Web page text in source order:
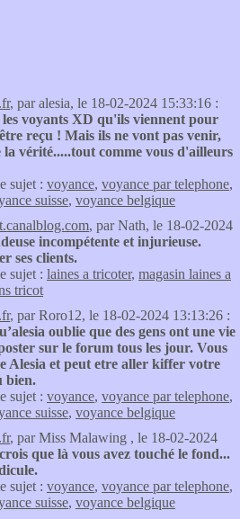
, par alesia, le 18-02-2024 15:33:16 :
les voyants XD qu'ils viennent pour
reçu ! Mais ils ne vont pas venir,
vérité.....tout comme vous d'ailleurs
sujet : voyance, voyance par telephone,
suisse, voyance belgique
, par Nath, le 18-02-2024
incompétente et injurieuse.
ses clients.
sujet : laines a tricoter, magasin laines a
tricot
, par Roro12, le 18-02-2024 13:13:26 :
oublie que des gens ont une vie
sur le forum tous les jour. Vous
Alesia et peut etre aller kiffer votre
bien.
sujet : voyance, voyance par telephone,
suisse, voyance belgique
, par Miss Malawing , le 18-02-2024
que là vous avez touché le fond...
sujet : voyance, voyance par telephone,
suisse, voyance belgique